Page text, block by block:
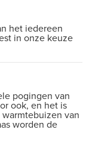
het iedereen
in onze keuze
pogingen van
ook, en het is
van
worden de